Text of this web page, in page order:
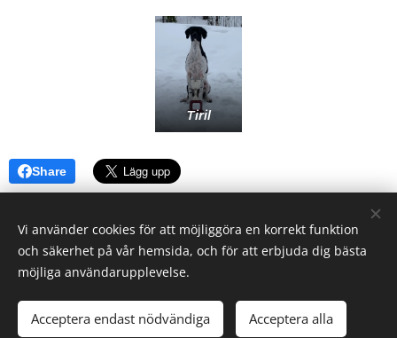
Tiril
Share
Webnode
Vi använder cookies för att möjliggöra en korrekt funktion
och säkerhet på vår hemsida, och för att erbjuda dig bästa
möjliga användarupplevelse.
Acceptera endast nödvändiga Acceptera alla